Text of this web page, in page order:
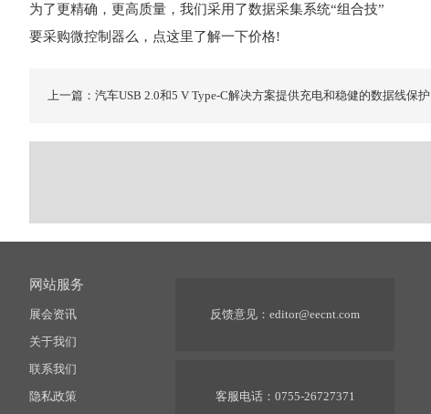
为了更精确，更高质量，我们采用了数据采集系统“组合技”
要采购微控制器么，点这里了解一下价格!
上一篇：汽车USB 2.0和5 V Type-C解决方案提供充电和稳健的数据线保护
网站服务
展会资讯
关于我们
联系我们
隐私政策
反馈意见： editor@eecnt.com
客服电话：0755-26727371